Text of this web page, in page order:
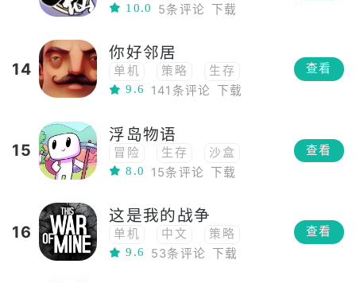
生存
移植
修仙
俯视角
2.5d
10.0 5条评论 下载
14
你好邻居
单机 策略
生存
冒险
RPG
角色扮演
解密
恐怖
9.6 141条评论 下载
查看
15
浮岛物语
冒险 生存
沙盒
8.0
15条评论 下载
查看
16
这是我的战争
单机 中文
策略
模拟
战争模拟
生存
9.6 53条评论 下载
查看